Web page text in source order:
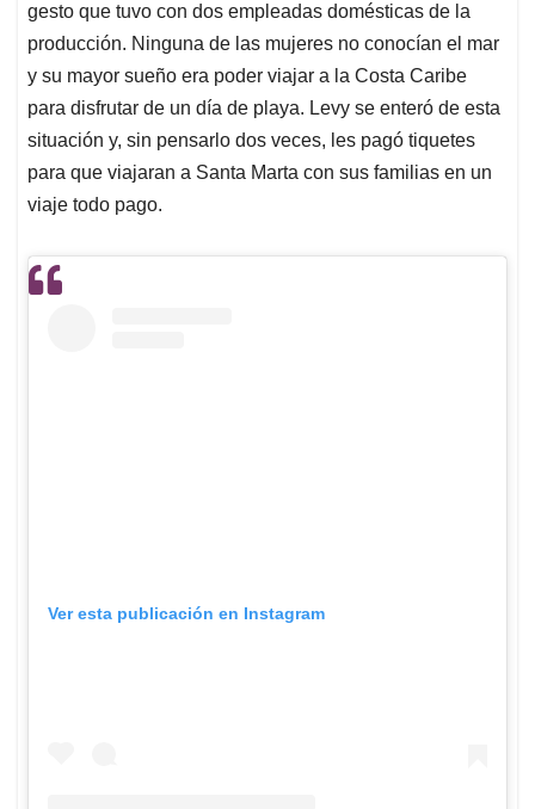
gesto que tuvo con dos empleadas domésticas de la
producción. Ninguna de las mujeres no conocían el mar
y su mayor sueño era poder viajar a la Costa Caribe
para disfrutar de un día de playa. Levy se enteró de esta
situación y, sin pensarlo dos veces, les pagó tiquetes
para que viajaran a Santa Marta con sus familias en un
viaje todo pago.
Ver esta publicación en Instagram